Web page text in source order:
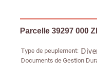
Parcelle 39297 000
Type de peuplement
Documents de Gestion